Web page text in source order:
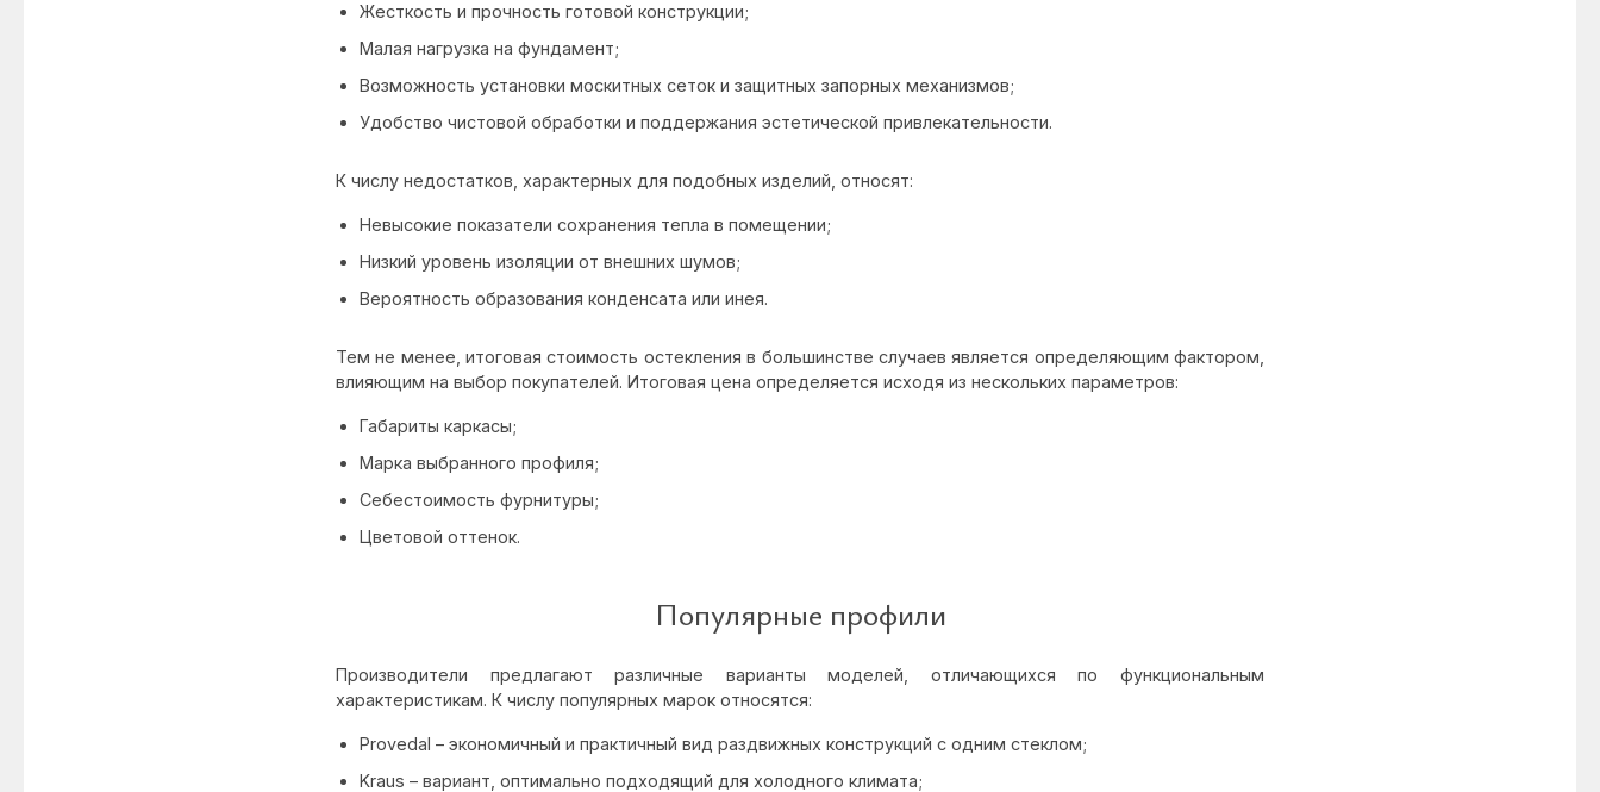
Жесткость и прочность готовой конструкции;
Малая нагрузка на фундамент;
Возможность установки москитных сеток и защитных запорных механизмов;
Удобство чистовой обработки и поддержания эстетической привлекательности.
К числу недостатков, характерных для подобных изделий, относят:
Невысокие показатели сохранения тепла в помещении;
Низкий уровень изоляции от внешних шумов;
Вероятность образования конденсата или инея.
Тем не менее, итоговая стоимость остекления в большинстве случаев является определяющим фактором,
влияющим на выбор покупателей. Итоговая цена определяется исходя из нескольких параметров:
Габариты каркасы;
Марка выбранного профиля;
Себестоимость фурнитуры;
Цветовой оттенок.
Популярные профили
Производители предлагают различные варианты моделей, отличающихся по функциональным
характеристикам. К числу популярных марок относятся:
Provedal – экономичный и практичный вид раздвижных конструкций с одним стеклом;
Kraus – вариант, оптимально подходящий для холодного климата;